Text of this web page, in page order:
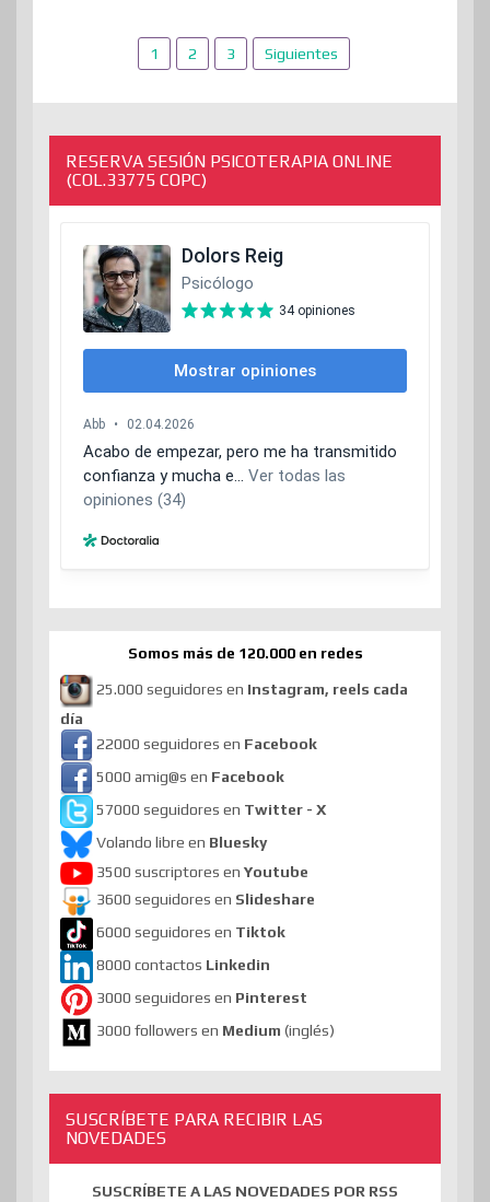
Paginación
entradas
1 2 3 Siguientes
RESERVA SESIÓN PSICOTERAPIA ONLINE
(COL.33775 COPC)
Somos más de 120.000 en redes
25.000 seguidores en Instagram, reels cada
día
22000 seguidores en Facebook
5000 amig@s en Facebook
57000 seguidores en Twitter - X
Volando libre en Bluesky
3500 suscriptores en Youtube
3600 seguidores en Slideshare
6000 seguidores en Tiktok
8000 contactos Linkedin
3000 seguidores en Pinterest
3000 followers en Medium (inglés)
SUSCRÍBETE PARA RECIBIR LAS
NOVEDADES
SUSCRÍBETE A LAS NOVEDADES POR RSS